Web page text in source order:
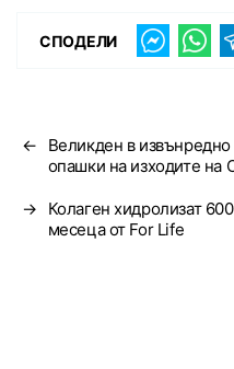
СПОДЕЛИ
←
Великден в
опашки на изходите на
→
Колаген хидролизат
месеца от For Life